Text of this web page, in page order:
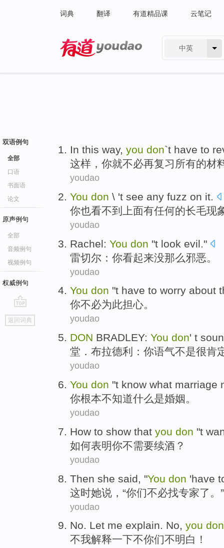
词典 翻译 有道精品课 云笔记
中英
双语例句
全部
口语
书面语
论文
原声例句
全部
音频例句
视频例句
权威例句
go
top
返回词典
In this way, you don`t have to
这样 ， 你就不必再复习 所有的材
youdao
You don \ 't see any fuzz on it.
你也看不到 上面有任何的长毛现
youdao
Rachel: You don "t look evil."
雷切尔 ： 你看起来没那么邪恶 。
youdao
You don "t have to worry about
你不必为此担心。
youdao
DON BRADLEY: You don' t
堂 ．布拉德利： 你语气不是很肯
youdao
You don "t know what marriage
你根本不知道什么是婚姻。
youdao
How to show that you don "t
如何表明你不需要续酒 ？
youdao
Then she said , "You don 'have
这时她说 ，“你们不必找专家了。”
youdao
No. Let me explain. No, you don
不我解释一下不你们不明白 ！